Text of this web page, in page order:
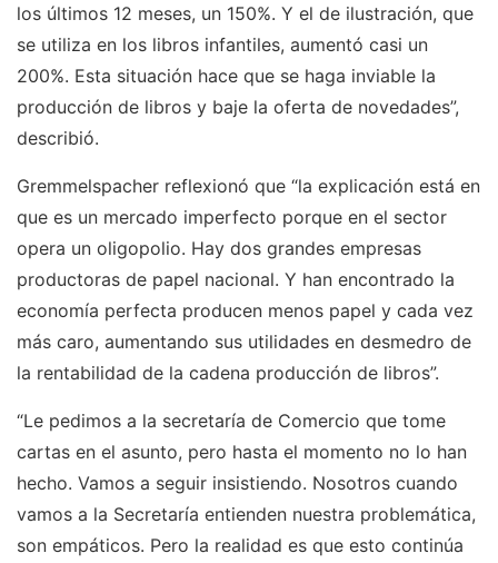
los últimos 12 meses, un 150%. Y el de ilustración, que
se utiliza en los libros infantiles, aumentó casi un
200%. Esta situación hace que se haga inviable la
producción de libros y baje la oferta de novedades”,
describió.
Gremmelspacher reflexionó que “la explicación está en
que es un mercado imperfecto porque en el sector
opera un oligopolio. Hay dos grandes empresas
productoras de papel nacional. Y han encontrado la
economía perfecta producen menos papel y cada vez
más caro, aumentando sus utilidades en desmedro de
la rentabilidad de la cadena producción de libros”.
“Le pedimos a la secretaría de Comercio que tome
cartas en el asunto, pero hasta el momento no lo han
hecho. Vamos a seguir insistiendo. Nosotros cuando
vamos a la Secretaría entienden nuestra problemática,
son empáticos. Pero la realidad es que esto continúa